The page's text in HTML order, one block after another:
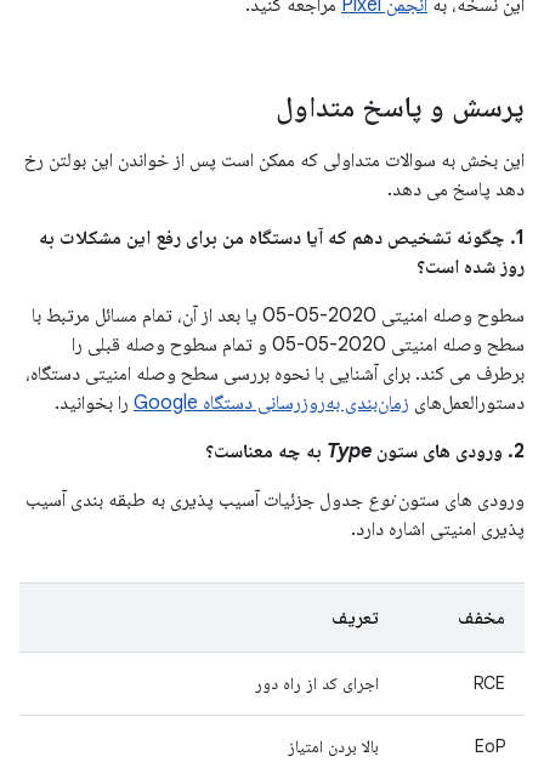
این نسخه، به انجمن Pixel مراجعه کنید.
پرسش و پاسخ متداول
این بخش به سوالات متداولی که ممکن است پس از خواندن این بولتن رخ
دهد پاسخ می دهد.
1. چگونه تشخیص دهم که آیا دستگاه من برای رفع این مشکلات به
روز شده است؟
سطوح وصله امنیتی 2020-05-05 یا بعد از آن، تمام مسائل مرتبط با
سطح وصله امنیتی 2020-05-05 و تمام سطوح وصله قبلی را
برطرف می کند. برای آشنایی با نحوه بررسی سطح وصله امنیتی دستگاه،
دستورالعمل‌های زمان‌بندی به‌روزرسانی دستگاه Google
را بخوانید.
2. ورودی های ستون
Type به چه معناست؟
ورودی های ستوننوع جدول جزئیات آسیب پذیری به طبقه بندی آسیب
پذیری امنیتی اشاره دارد.
مخفف تعریف
RCE اجرای کد از راه دور
EoP بالا بردن امتیاز